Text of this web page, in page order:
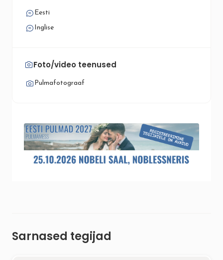
Eesti
Inglise
Foto/video teenused
Pulmafotograaf
Sarnased tegijad